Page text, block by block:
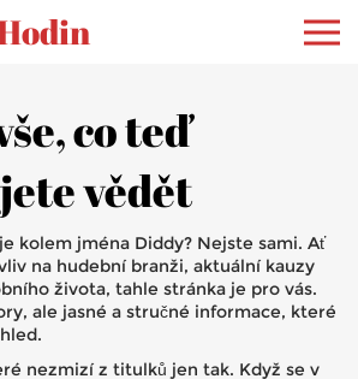
co teď
vědět
kolem jména Diddy? Nejste sami. Ať
na hudební branži, aktuální kauzy
života, tahle stránka je pro vás.
ale jasné a stručné informace, které
nezmizí z titulků jen tak. Když se v